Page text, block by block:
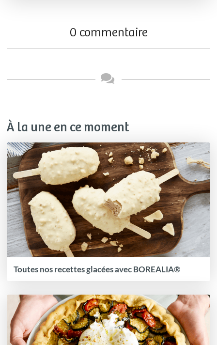
0 commentaire
À la une en ce moment
Toutes nos recettes glacées avec BOREALIA®